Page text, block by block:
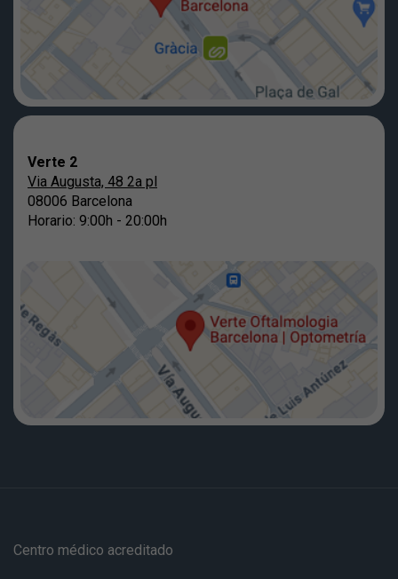
Verte 2
Via Augusta, 48 2a pl
08006 Barcelona
Horario: 9:00h - 20:00h
Centro médico acreditado